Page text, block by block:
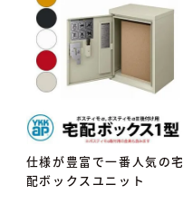
仕様が豊富で一番人気の宅
配ボックスユニット